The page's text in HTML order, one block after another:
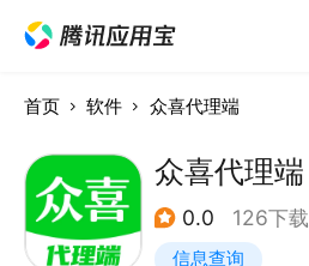
首页 软件 众喜代理端
众喜代理端
0.0 126下载
信息查询